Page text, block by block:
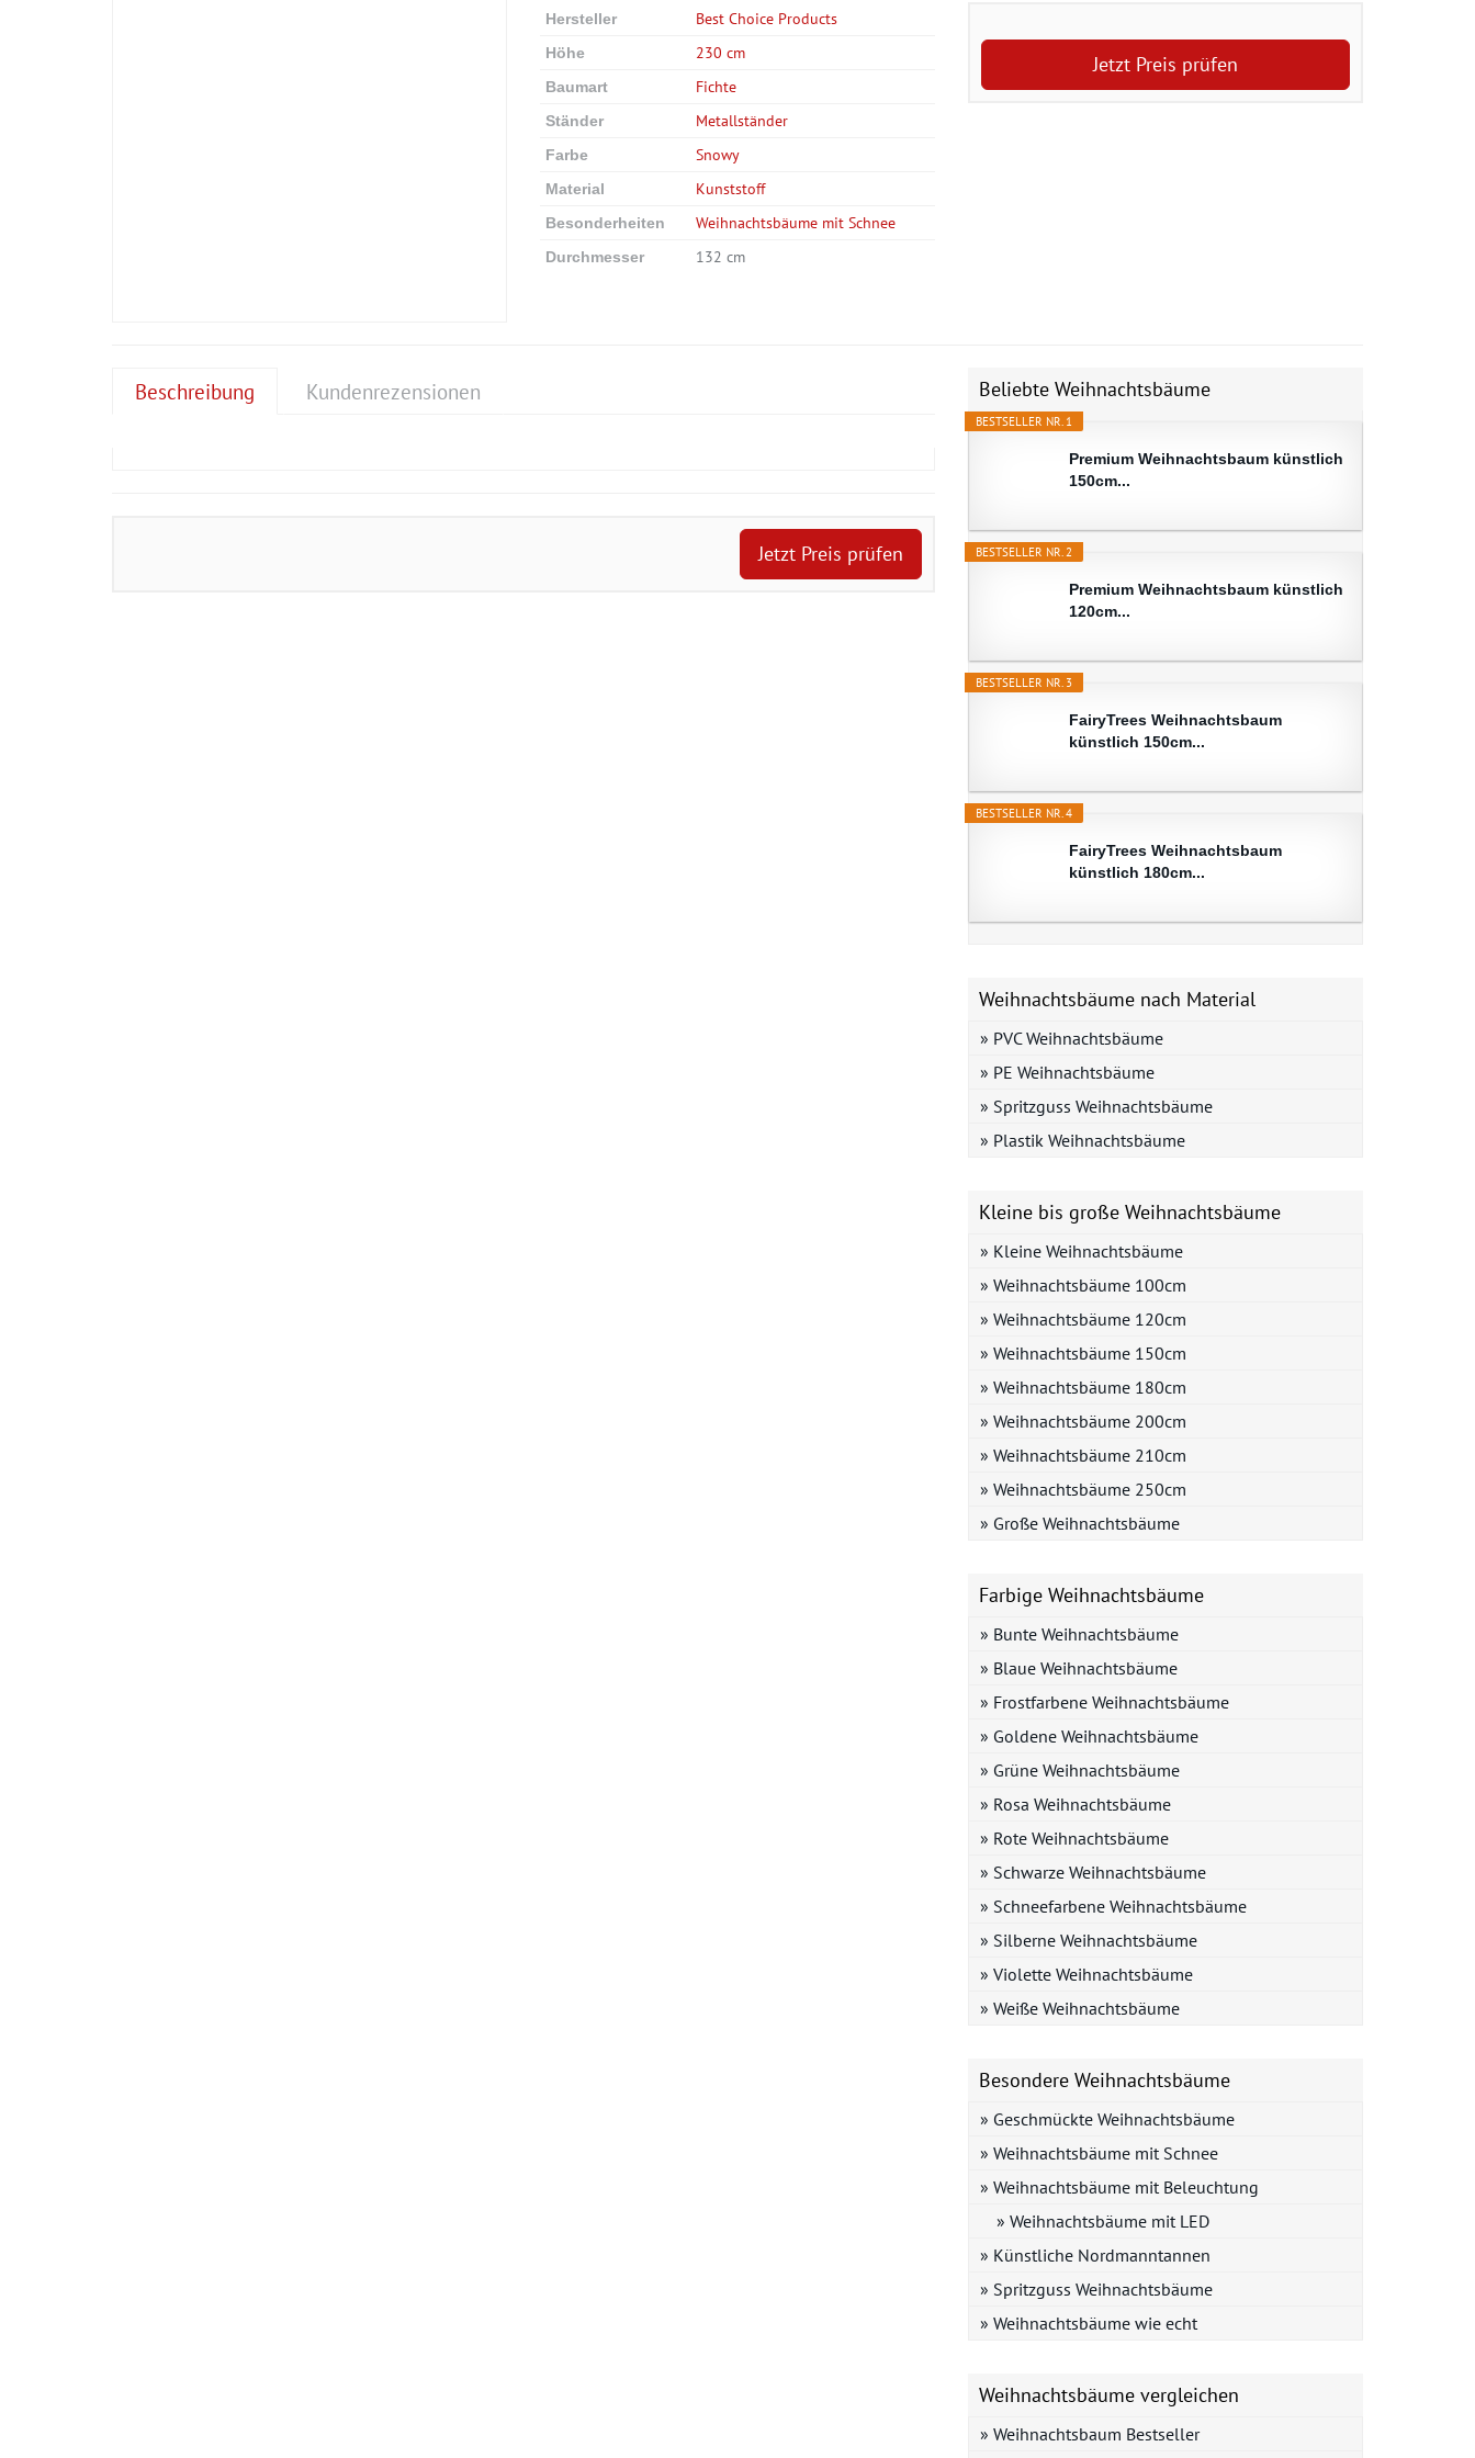
Jetzt Preis prüfen
Hersteller Best Choice Products
Höhe 230 cm
Baumart Fichte
Ständer Metallständer
Farbe Snowy
Material Kunststoff
Besonderheiten Weihnachtsbäume mit Schnee
Durchmesser 132 cm
Beschreibung Kundenrezensionen
Jetzt Preis prüfen
Beliebte Weihnachtsbäume
BESTSELLER NR. 1
Premium Weihnachtsbaum künstlich
150cm...
BESTSELLER NR. 2
Premium Weihnachtsbaum künstlich
120cm...
BESTSELLER NR. 3
FairyTrees Weihnachtsbaum
künstlich 150cm...
BESTSELLER NR. 4
FairyTrees Weihnachtsbaum
künstlich 180cm...
Weihnachtsbäume nach Material
» PVC Weihnachtsbäume
» PE Weihnachtsbäume
» Spritzguss Weihnachtsbäume
» Plastik Weihnachtsbäume
Kleine bis große Weihnachtsbäume
» Kleine Weihnachtsbäume
» Weihnachtsbäume 100cm
» Weihnachtsbäume 120cm
» Weihnachtsbäume 150cm
» Weihnachtsbäume 180cm
» Weihnachtsbäume 200cm
» Weihnachtsbäume 210cm
» Weihnachtsbäume 250cm
» Große Weihnachtsbäume
Farbige Weihnachtsbäume
» Bunte Weihnachtsbäume
» Blaue Weihnachtsbäume
» Frostfarbene Weihnachtsbäume
» Goldene Weihnachtsbäume
» Grüne Weihnachtsbäume
» Rosa Weihnachtsbäume
» Rote Weihnachtsbäume
» Schwarze Weihnachtsbäume
» Schneefarbene Weihnachtsbäume
» Silberne Weihnachtsbäume
» Violette Weihnachtsbäume
» Weiße Weihnachtsbäume
Besondere Weihnachtsbäume
» Geschmückte Weihnachtsbäume
» Weihnachtsbäume mit Schnee
» Weihnachtsbäume mit Beleuchtung
» Weihnachtsbäume mit LED
» Künstliche Nordmanntannen
» Spritzguss Weihnachtsbäume
» Weihnachtsbäume wie echt
Weihnachtsbäume vergleichen
» Weihnachtsbaum Bestseller